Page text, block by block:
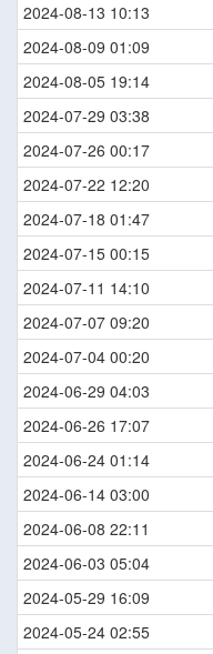
2024-08-13 10:13
2024-08-09 01:09
2024-08-05 19:14
2024-07-29 03:38
2024-07-26 00:17
2024-07-22 12:20
2024-07-18 01:47
2024-07-15 00:15
2024-07-11 14:10
2024-07-07 09:20
2024-07-04 00:20
2024-06-29 04:03
2024-06-26 17:07
2024-06-24 01:14
2024-06-14 03:00
2024-06-08 22:11
2024-06-03 05:04
2024-05-29 16:09
2024-05-24 02:55